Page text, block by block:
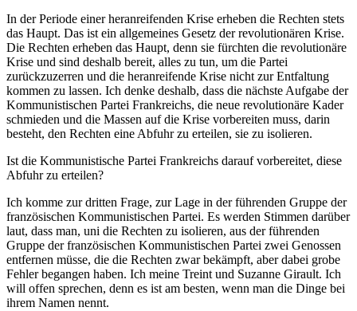
In der Periode einer heranreifenden Krise erheben die Rechten stets
das Haupt. Das ist ein allgemeines Gesetz der revolutionären Krise.
Die Rechten erheben das Haupt, denn sie fürchten die revolutionäre
Krise und sind deshalb bereit, alles zu tun, um die Partei
zurückzuzerren und die heranreifende Krise nicht zur Entfaltung
kommen zu lassen. Ich denke deshalb, dass die nächste Aufgabe der
Kommunistischen Partei Frankreichs, die neue revolutionäre Kader
schmieden und die Massen auf die Krise vorbereiten muss, darin
besteht, den Rechten eine Abfuhr zu erteilen, sie zu isolieren.
Ist die Kommunistische Partei Frankreichs darauf vorbereitet, diese
Abfuhr zu erteilen?
Ich komme zur dritten Frage, zur Lage in der führenden Gruppe der
französischen Kommunistischen Partei. Es werden Stimmen darüber
laut, dass man, uni die Rechten zu isolieren, aus der führenden
Gruppe der französischen Kommunistischen Partei zwei Genossen
entfernen müsse, die die Rechten zwar bekämpft, aber dabei grobe
Fehler begangen haben. Ich meine Treint und Suzanne Girault. Ich
will offen sprechen, denn es ist am besten, wenn man die Dinge bei
ihrem Namen nennt.